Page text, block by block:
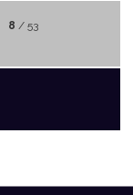
8 / 53